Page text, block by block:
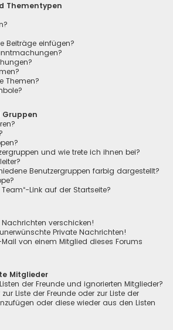
Thementypen
Beiträge einfügen?
Themen?
und wie trete ich ihnen bei?
Benutzergruppen farbig dargestellt?
Link auf der Startseite?
verschicken!
Private Nachrichten!
von einem Mitglied dieses Forums
Mitglieder
der Freunde und ignorierten Mitglieder?
Liste der Freunde oder zur Liste der
oder diese wieder aus den Listen